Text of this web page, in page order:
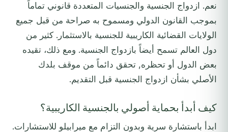
نعم. ازدواج الجنسية والجنسيات المتعددة قانوني تماماً
بموجب القانون الدولي ومسموح به صراحة من قبل جميع
الولايات القضائية الكاريبية للجنسية بالاستثمار. كثير من
دول العالم تسمح أيضاً بازدواج الجنسية. ومع ذلك، تقيده
بعض الدول أو تحظره, تحقق دائماً من موقف بلدك
الأصلي بشأن ازدواج الجنسية قبل التقديم.
كيف أبدأ بحماية أصولي بالجنسية الكاريبية؟
ابدأ باستشارة سرية وبدون التزام مع ميرابيلو للاستشارات.